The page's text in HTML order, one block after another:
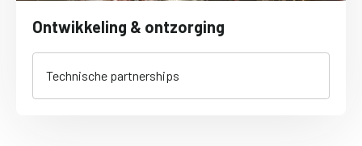
Ontwikkeling & ontzorging
Technische partnerships